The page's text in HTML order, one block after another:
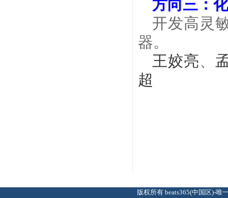
方向三 ：
开发高灵
器。
王姣亮、
超
版权所有 beats365(中国区)-